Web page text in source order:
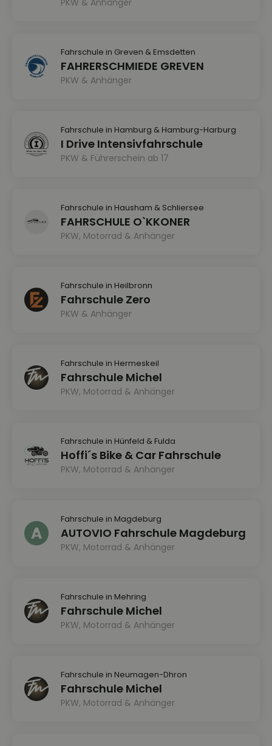
PKW & Anhänger
Fahrschule in Greven & Emsdetten
FAHRERSCHMIEDE GREVEN
PKW & Anhänger
Fahrschule in Hamburg & Hamburg-Harburg
I Drive Intensivfahrschule
PKW & Führerschein ab 17
Fahrschule in Hausham & Schliersee
FAHRSCHULE O`KKONER
PKW, Motorrad & Anhänger
Fahrschule in Heilbronn
Fahrschule Zero
PKW & Anhänger
Fahrschule in Hermeskeil
Fahrschule Michel
PKW, Motorrad & Anhänger
Fahrschule in Hünfeld & Fulda
Hoffi´s Bike & Car Fahrschule
PKW, Motorrad & Anhänger
Fahrschule in Magdeburg
AUTOVIO Fahrschule Magdeburg
PKW, Motorrad & Anhänger
Fahrschule in Mehring
Fahrschule Michel
PKW, Motorrad & Anhänger
Fahrschule in Neumagen-Dhron
Fahrschule Michel
PKW, Motorrad & Anhänger